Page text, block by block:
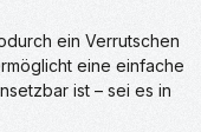
ein Verrutschen
eine einfache
ist – sei es in